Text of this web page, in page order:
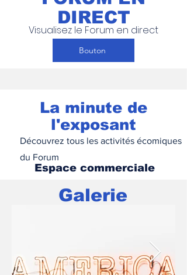
Visualisez le Forum en direct
DIRECT
Bouton
La minute de
l'exposant
Espace commerciale
Découvrez tous les activités écomiques
du Forum
Galerie